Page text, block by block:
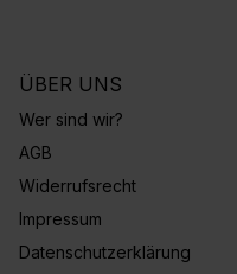
ÜBER UNS
Wer sind wir?
AGB
Widerrufsrecht
Impressum
Datenschutzerklärung